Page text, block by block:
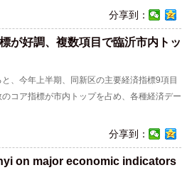
分享到：
が好調、複数項目で臨沂市内トッ
、今年上半期、同新区の主要経済指標9項目
コア指標が市内トップを占め、各種経済デー
分享到：
on major economic indicators